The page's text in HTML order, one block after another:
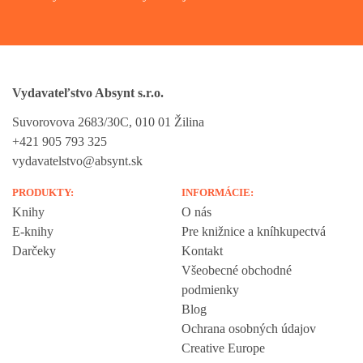
Vydavateľstvo Absynt s.r.o.
Suvorovova 2683/30C, 010 01 Žilina
+421 905 793 325
vydavatelstvo@absynt.sk
PRODUKTY:
Knihy
E-knihy
Darčeky
INFORMÁCIE:
O nás
Pre knižnice a kníhkupectvá
Kontakt
Všeobecné obchodné
podmienky
Blog
Ochrana osobných údajov
Creative Europe